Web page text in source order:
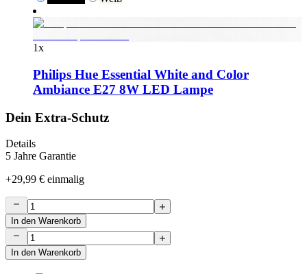
1x
Philips Hue Essential White and Color
Ambiance E27 8W LED Lampe
Dein Extra-Schutz
Details
5 Jahre Garantie
+29,99 € einmalig
In den Warenkorb
In den Warenkorb